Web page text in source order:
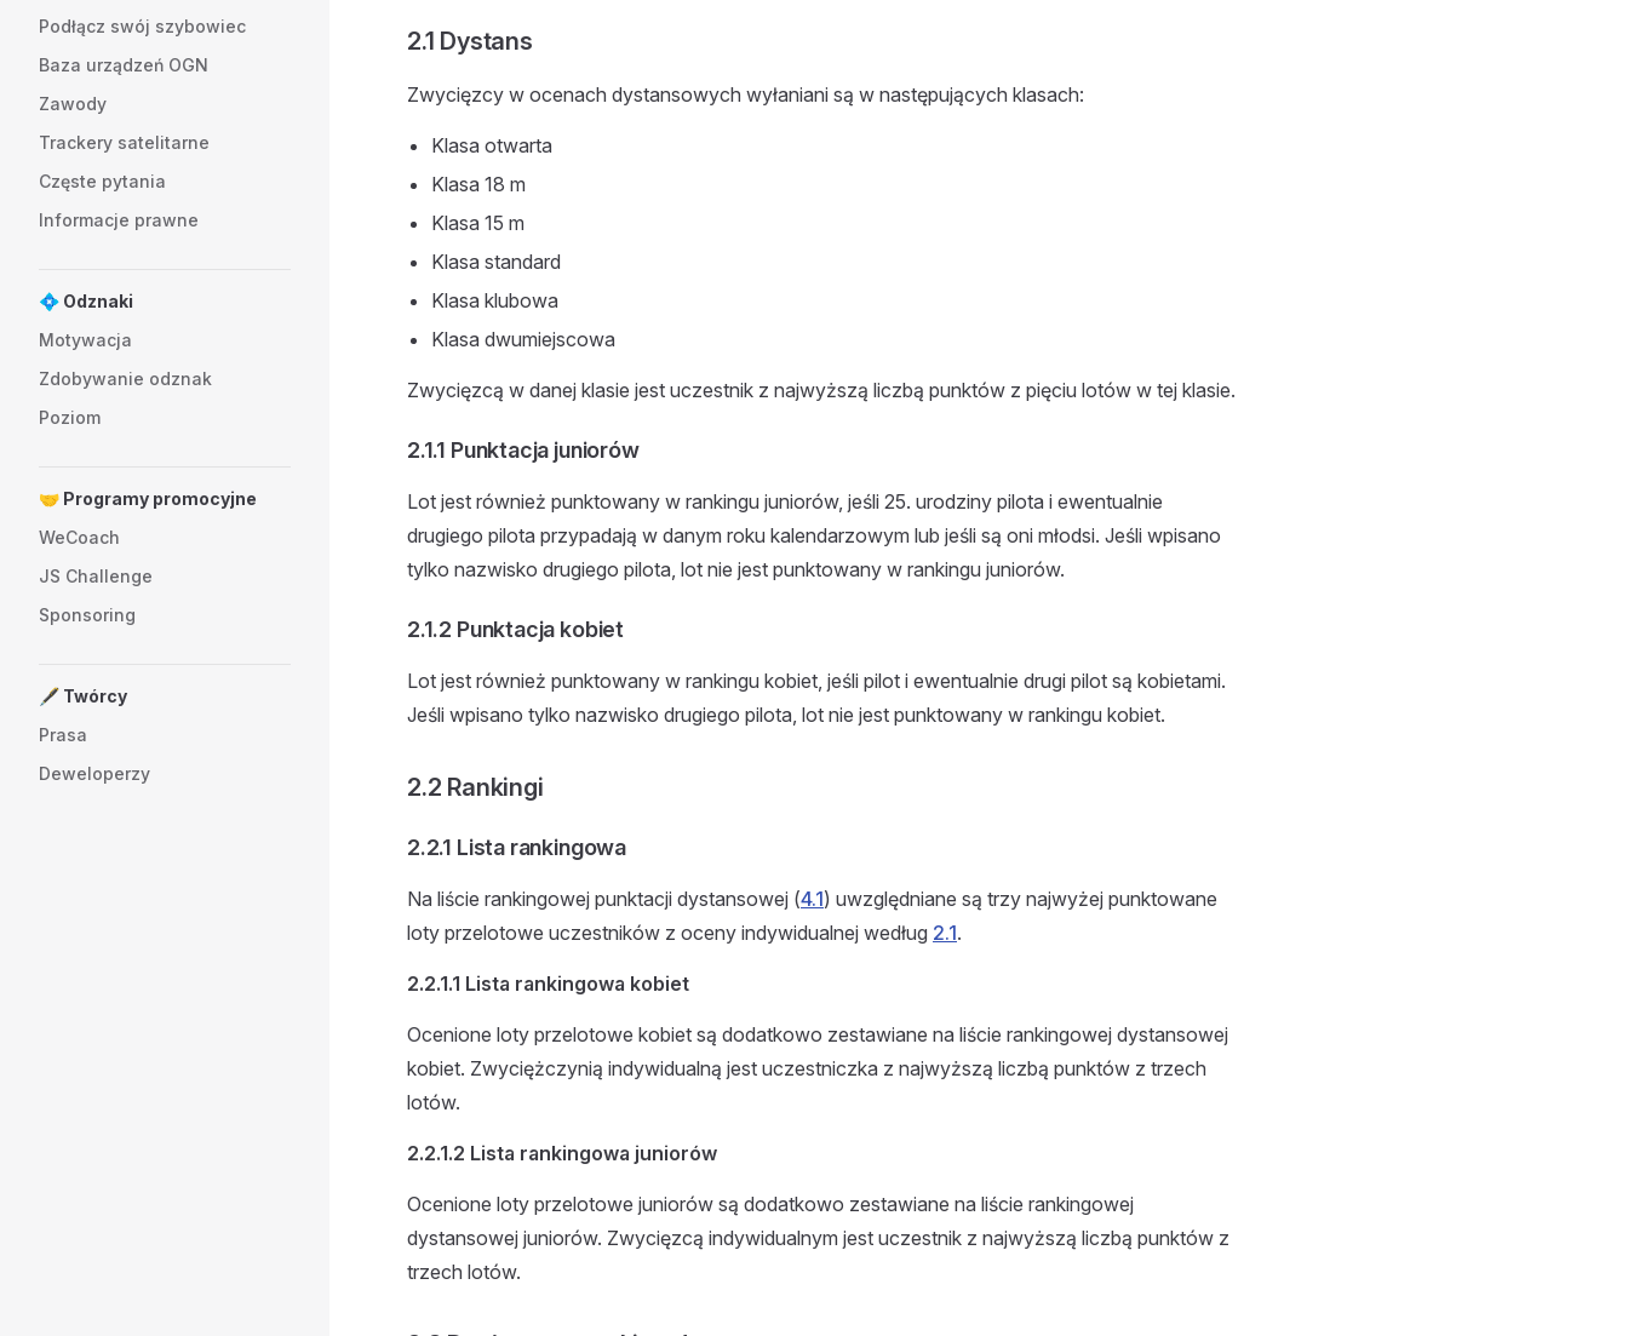
Podłącz swój szybowiec
Baza urządzeń OGN
Zawody
Trackery satelitarne
Częste pytania
Informacje prawne
💠 Odznaki
Motywacja
Zdobywanie odznak
Poziom
🤝 Programy promocyjne
WeCoach
JS Challenge
Sponsoring
🖋️ Twórcy
Prasa
Deweloperzy
2.1 Dystans
Zwycięzcy w ocenach dystansowych wyłaniani są w następujących klasach:
Klasa otwarta
Klasa 18 m
Klasa 15 m
Klasa standard
Klasa klubowa
Klasa dwumiejscowa
Zwycięzcą w danej klasie jest uczestnik z najwyższą liczbą punktów z pięciu lotów w tej klasie.
2.1.1 Punktacja juniorów
Lot jest również punktowany w rankingu juniorów, jeśli 25. urodziny pilota i ewentualnie
drugiego pilota przypadają w danym roku kalendarzowym lub jeśli są oni młodsi. Jeśli wpisano
tylko nazwisko drugiego pilota, lot nie jest punktowany w rankingu juniorów.
2.1.2 Punktacja kobiet
Lot jest również punktowany w rankingu kobiet, jeśli pilot i ewentualnie drugi pilot są kobietami.
Jeśli wpisano tylko nazwisko drugiego pilota, lot nie jest punktowany w rankingu kobiet.
2.2 Rankingi
2.2.1 Lista rankingowa
Na liście rankingowej punktacji dystansowej (4.1) uwzględniane są trzy najwyżej punktowane
loty przelotowe uczestników z oceny indywidualnej według 2.1.
2.2.1.1 Lista rankingowa kobiet
Ocenione loty przelotowe kobiet są dodatkowo zestawiane na liście rankingowej dystansowej
kobiet. Zwyciężczynią indywidualną jest uczestniczka z najwyższą liczbą punktów z trzech
lotów.
2.2.1.2 Lista rankingowa juniorów
Ocenione loty przelotowe juniorów są dodatkowo zestawiane na liście rankingowej
dystansowej juniorów. Zwycięzcą indywidualnym jest uczestnik z najwyższą liczbą punktów z
trzech lotów.